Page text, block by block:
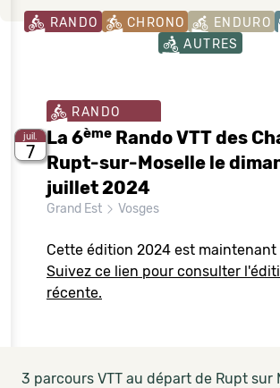
RANDO CHRONO ENDURO
AUTRES
juil.
7
RANDO
La 6ème Rando VTT des
Rupt-sur-Moselle le
juillet 2024
Grand Est Vosges
Cette édition 2024 est maintenant
Suivez ce lien pour consulter
récente.
3 parcours VTT au départ de Rupt sur